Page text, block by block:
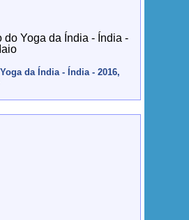
da Índia - Índia - 2016,